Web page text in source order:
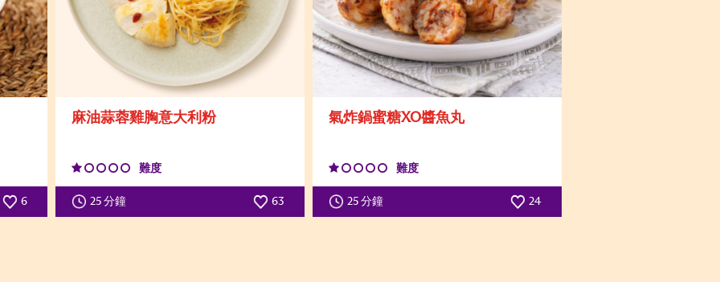
6
麻油蒜蓉雞胸意大利粉
難度
25 分鐘 63
氣炸鍋蜜糖XO醬魚丸
難度
25 分鐘 24